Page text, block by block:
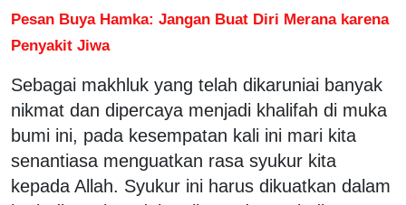
Pesan Buya Hamka: Jangan Buat Diri Merana karena
Penyakit Jiwa
Sebagai makhluk yang telah dikaruniai banyak
nikmat dan dipercaya menjadi khalifah di muka
bumi ini, pada kesempatan kali ini mari kita
senantiasa menguatkan rasa syukur kita
kepada Allah. Syukur ini harus dikuatkan dalam